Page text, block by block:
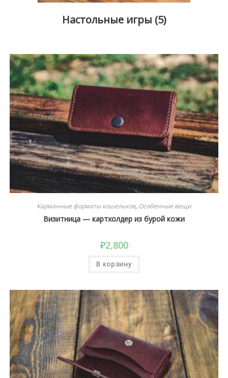
Настольные игры (5)
Карманные форматы кошельков, Особенные вещи
Визитница — картхолдер из бурой кожи
₽2,800
В корзину